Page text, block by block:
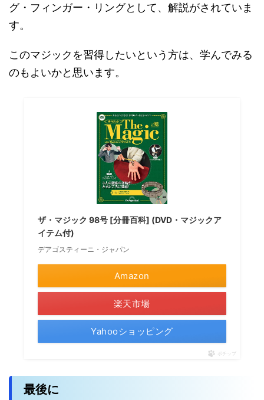
グ・フィンガー・リングとして、解説がされていま
す。
このマジックを習得したいという方は、学んでみる
のもよいかと思います。
ザ・マジック 98号 [分冊百科] (DVD・マジックア
イテム付)
デアゴスティーニ・ジャパン
Amazon
楽天市場
Yahooショッピング
ポチップ
最後に